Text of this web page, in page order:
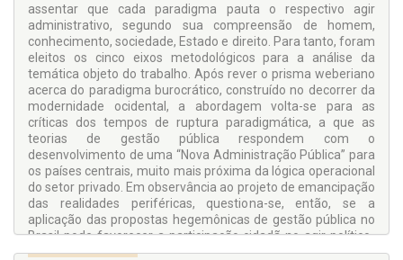
assentar que cada paradigma pauta o respectivo agir
administrativo, segundo sua compreensão de homem,
conhecimento, sociedade, Estado e direito. Para tanto, foram
eleitos os cinco eixos metodológicos para a análise da
temática objeto do trabalho. Após rever o prisma weberiano
acerca do paradigma burocrático, construído no decorrer da
modernidade ocidental, a abordagem volta-se para as
críticas dos tempos de ruptura paradigmática, a que as
teorias de gestão pública respondem com o
desenvolvimento de uma “Nova Administração Pública” para
os países centrais, muito mais próxima da lógica operacional
do setor privado. Em observância ao projeto de emancipação
das realidades periféricas, questiona-se, então, se a
aplicação das propostas hegemônicas de gestão pública no
Brasil pode favorecer a participação cidadã no agir político-
administrativo e a conseqüente abertura democratizante da